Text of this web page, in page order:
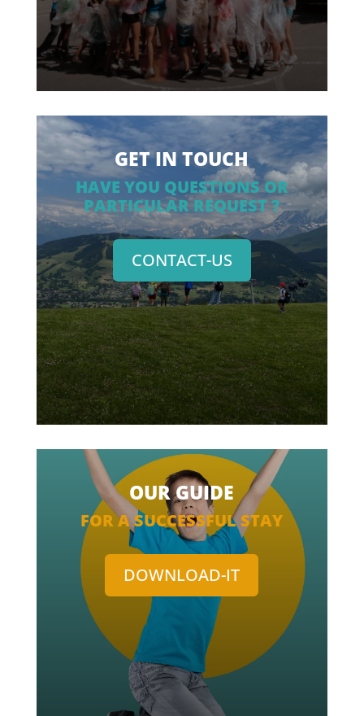
GET IN TOUCH
HAVE YOU QUESTIONS OR
PARTICULAR REQUEST ?
CONTACT-US
OUR GUIDE
FOR A SUCCESSFUL STAY
DOWNLOAD-IT